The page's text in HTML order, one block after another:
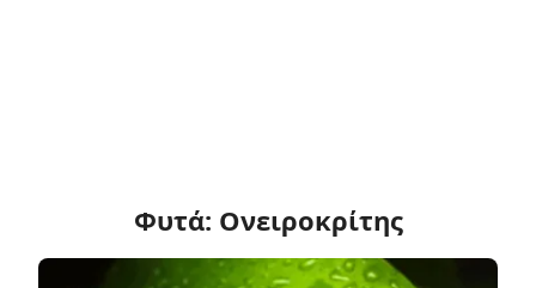
Φυτά: Ονειροκρίτης